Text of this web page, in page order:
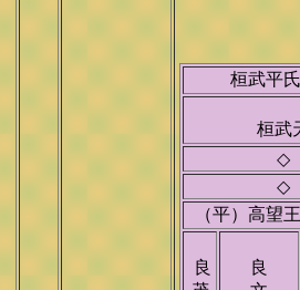
桓武平
桓
（平）高
良
良